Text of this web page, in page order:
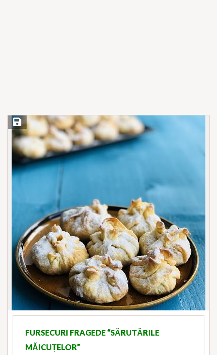
Save Recipe
FURSECURI FRAGEDE “SĂRUTĂRILE
MĂICUȚELOR”